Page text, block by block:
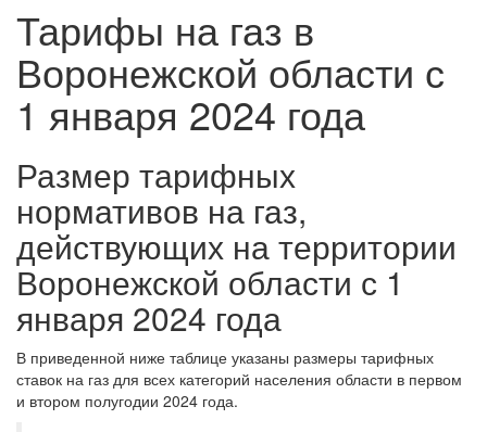
Тарифы на газ в
Воронежской области с
1 января 2024 года
Размер тарифных
нормативов на газ,
действующих на территории
Воронежской области с 1
января 2024 года
В приведенной ниже таблице указаны размеры тарифных
ставок на газ для всех категорий населения области в первом
и втором полугодии 2024 года.